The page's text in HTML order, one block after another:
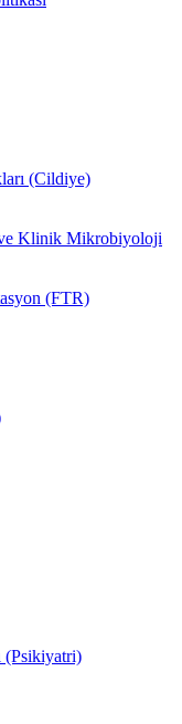
(Cildiye)
ve Klinik Mikrobiyoloji
(FTR)
(Psikiyatri)